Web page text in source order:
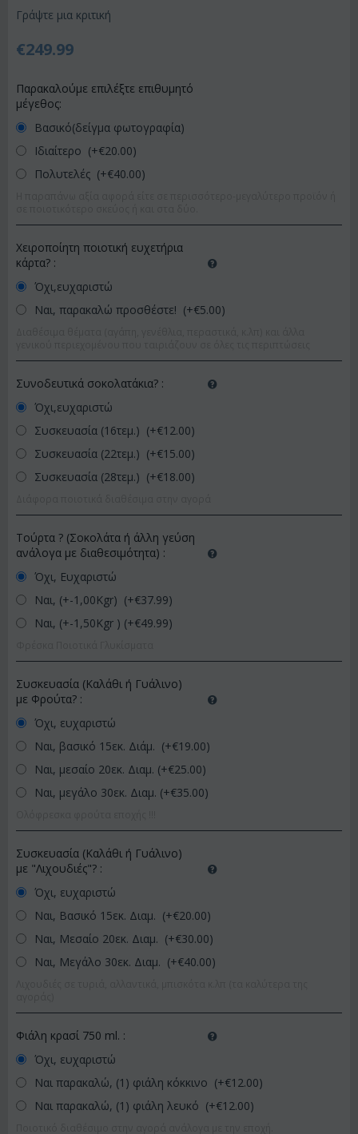
Γράψτε μια κριτική
€249.99
Παρακαλούμε επιλέξτε επιθυμητό
μέγεθος:
Βασικό(δείγμα φωτογραφία)
Ιδιαίτερο (+€20.00)
Πολυτελές (+€40.00)
Χειροποίητη ποιοτική ευχετήρια
κάρτα? :
Όχι,ευχαριστώ
Ναι, παρακαλώ προσθέστε! (+€5.00)
Συνοδευτικά σοκολατάκια? :
Όχι,ευχαριστώ
Συσκευασία (16τεμ.) (+€12.00)
Συσκευασία (22τεμ.) (+€15.00)
Συσκευασία (28τεμ.) (+€18.00)
Τούρτα ? (Σοκολάτα ή άλλη γεύση
ανάλογα με διαθεσιμότητα) :
Όχι, Ευχαριστώ
Ναι, (+-1,00Kgr) (+€37.99)
Ναι, (+-1,50Kgr ) (+€49.99)
Συσκευασία (Καλάθι ή Γυάλινο)
με Φρούτα? :
Όχι, ευχαριστώ
Ναι, βασικό 15εκ. Διάμ. (+€19.00)
Ναι, μεσαίο 20εκ. Διαμ. (+€25.00)
Ναι, μεγάλο 30εκ. Διαμ. (+€35.00)
Συσκευασία (Καλάθι ή Γυάλινο)
με "Λιχουδιές"? :
Όχι, ευχαριστώ
Ναι, Βασικό 15εκ. Διαμ. (+€20.00)
Ναι, Μεσαίο 20εκ. Διαμ. (+€30.00)
Ναι, Μεγάλο 30εκ. Διαμ. (+€40.00)
Φιάλη κρασί 750 ml. :
Όχι, ευχαριστώ
Ναι παρακαλώ, (1) φιάλη κόκκινο (+€12.00)
Ναι παρακαλώ, (1) φιάλη λευκό (+€12.00)